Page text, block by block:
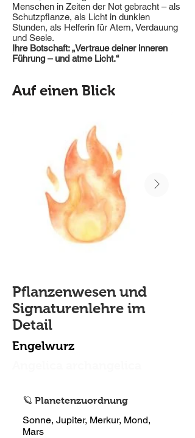
Menschen in Zeiten der Not gebracht – als
Schutzpflanze, als Licht in dunklen
Stunden, als Helferin für Atem, Verdauung
und Seele.
Ihre Botschaft: „Vertraue deiner inneren
Führung – und atme Licht.“
Auf einen Blick
Pflanzenwesen und
Signaturenlehre im
Detail
Engelwurz
🪐 Planetenzuordnung
Sonne, Jupiter, Merkur, Mond,
Mars